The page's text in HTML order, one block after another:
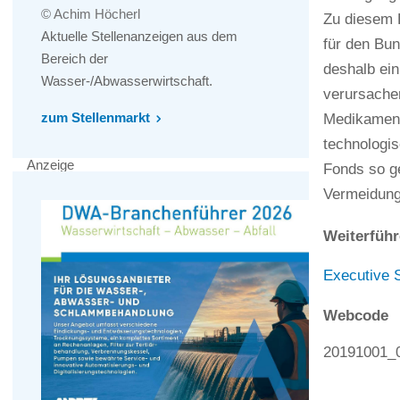
Zu diesem
für den
deshalb
Fonds so
Executive
Webcode
© Achim Höcherl
Aktuelle Stellenanzeigen aus dem
Bereich der
Wasser-/Abwasserwirtschaft.
zum Stellenmarkt
Anzeige